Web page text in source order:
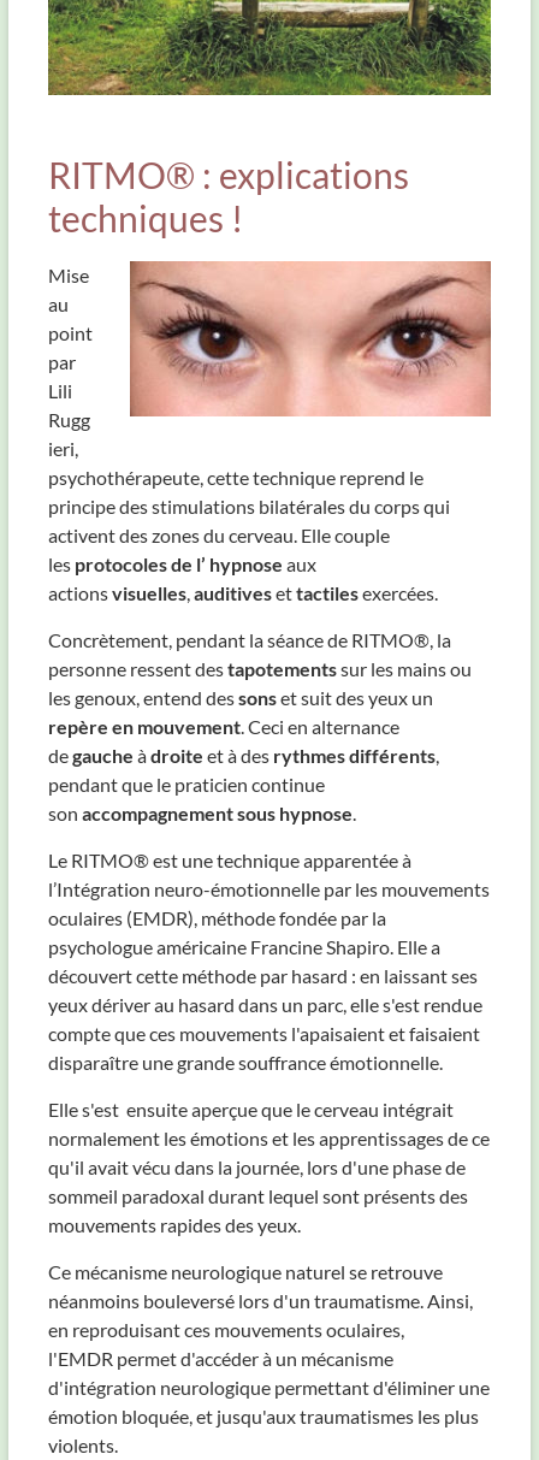
RITMO® : explications
techniques !
Mise
au
point
par
Lili
Rugg
ieri,
psychothérapeute, cette technique reprend le
principe des stimulations bilatérales du corps qui
activent des zones du cerveau. Elle couple
les protocoles de l’ hypnose aux
actionsvisuelles,auditivesettactilesexercées.
Concrètement, pendant la séance de RITMO®, la
personne ressent destapotementssur les mains ou
les genoux, entend dessonset suit des yeux un
repère en mouvement. Ceci en alternance
degauche àdroite et à des rythmes différents,
pendant que le praticien continue
sonaccompagnement sous hypnose.
Le RITMO® est une technique apparentée à
l’Intégration neuro-émotionnelle par les mouvements
oculaires (EMDR), méthode fondée par la
psychologue américaine Francine Shapiro. Elle a
découvert cette méthode par hasard : en laissant ses
yeux dériver au hasard dans un parc, elle s'est rendue
compte que ces mouvements l'apaisaient et faisaient
disparaître une grande souffrance émotionnelle.
Elle s'est ensuite aperçue que le cerveau intégrait
normalement les émotions et les apprentissages de ce
qu'il avait vécu dans la journée, lors d'une phase de
sommeil paradoxal durant lequel sont présents des
mouvements rapides des yeux.
Ce mécanisme neurologique naturel se retrouve
néanmoins bouleversé lors d'un traumatisme. Ainsi,
en reproduisant ces mouvements oculaires,
l'EMDR permet d'accéder à un mécanisme
d'intégration neurologique permettant d'éliminer une
émotion bloquée, et jusqu'aux traumatismes les plus
violents.